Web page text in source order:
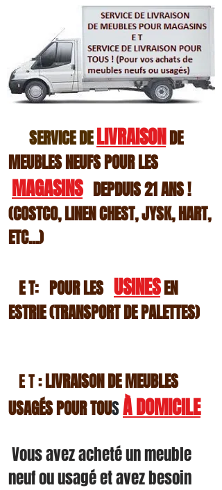
SERVICE DELIVRAISONDE
MEUBLES NEUFS POUR LES
MAGASINS DEPDUIS 21 ANS !
(COSTCO, LINEN CHEST, JYSK, HART,
ETC...)
E T: POUR LES USINESEN
ESTRIE (TRANSPORT DE PALETTES)
E T:LIVRAISONDE MEUBLES
USAGÉS POUR TOUSÀ DOMICILE
Vous avez acheté un meuble
neuf ou usagé et avez besoin